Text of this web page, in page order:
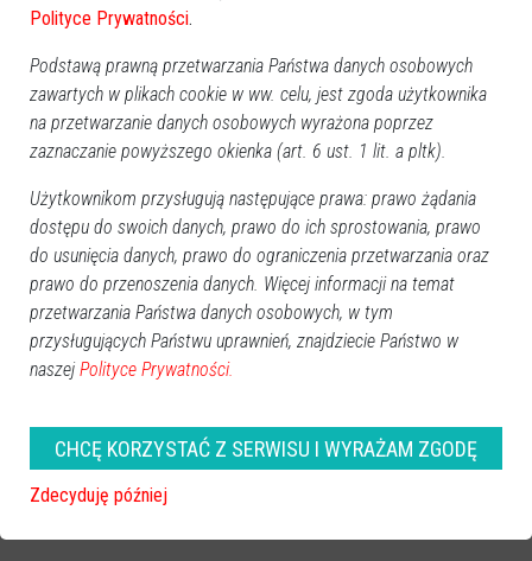
Dodaj eOstroleka do obserwowanych źródeł w Google News.
Obserwuj w Google News
REKLAMA
Więcej o:Powiat ostrołęcki,Kadzidło,Centrum Kultury
Kurpiowskiej w Kadzidle,CKK
Polityce Prywatności.
Podstawą prawną przetwarzania Państwa danych osobowych
zawartych w plikach cookie w ww. celu, jest zgoda użytkownika
na przetwarzanie danych osobowych wyrażona poprzez
zaznaczanie powyższego okienka (art. 6 ust. 1 lit. a pltk).
Użytkownikom przysługują następujące prawa: prawo żądania
dostępu do swoich danych, prawo do ich sprostowania, prawo
do usunięcia danych, prawo do ograniczenia przetwarzania oraz
prawo do przenoszenia danych. Więcej informacji na temat
przetwarzania Państwa danych osobowych, w tym
przysługujących Państwu uprawnień, znajdziecie Państwo w
naszej Polityce Prywatności.
CHCĘ KORZYSTAĆ Z SERWISU I WYRAŻAM ZGODĘ
Zdecyduję później